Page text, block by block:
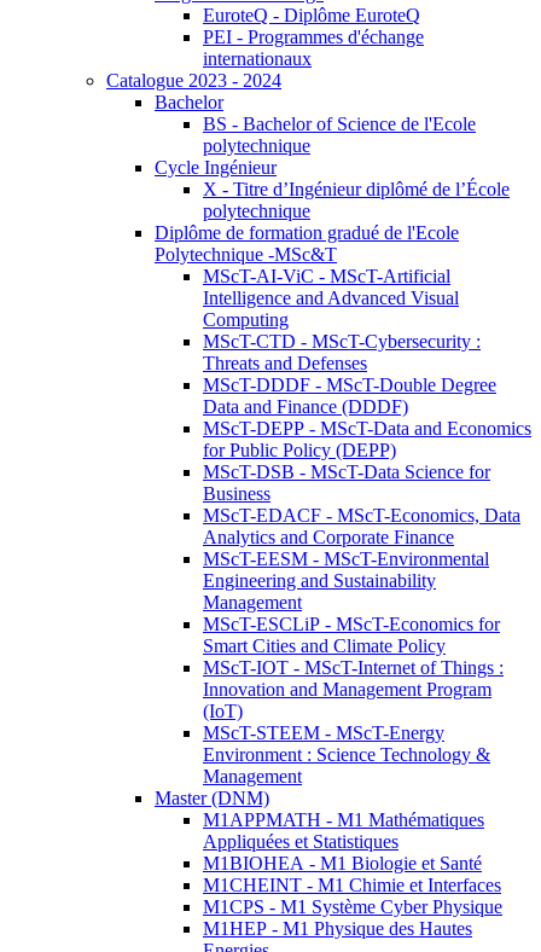
EuroteQ - Diplôme EuroteQ
PEI - Programmes d'échange
internationaux
Catalogue 2023 - 2024
Bachelor
BS - Bachelor of Science de l'Ecole
polytechnique
Cycle Ingénieur
X - Titre d’Ingénieur diplômé de l’École
polytechnique
Diplôme de formation gradué de l'Ecole
Polytechnique -MSc&T
MScT-AI-ViC - MScT-Artificial
Intelligence and Advanced Visual
Computing
MScT-CTD - MScT-Cybersecurity :
Threats and Defenses
MScT-DDDF - MScT-Double Degree
Data and Finance (DDDF)
MScT-DEPP - MScT-Data and Economics
for Public Policy (DEPP)
MScT-DSB - MScT-Data Science for
Business
MScT-EDACF - MScT-Economics, Data
Analytics and Corporate Finance
MScT-EESM - MScT-Environmental
Engineering and Sustainability
Management
MScT-ESCLiP - MScT-Economics for
Smart Cities and Climate Policy
MScT-IOT - MScT-Internet of Things :
Innovation and Management Program
(IoT)
MScT-STEEM - MScT-Energy
Environment : Science Technology &
Management
Master (DNM)
M1APPMATH - M1 Mathématiques
Appliquées et Statistiques
M1BIOHEA - M1 Biologie et Santé
M1CHEINT - M1 Chimie et Interfaces
M1CPS - M1 Système Cyber Physique
M1HEP - M1 Physique des Hautes